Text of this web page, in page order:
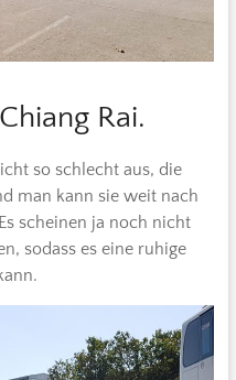
Rai.
so schlecht aus, die
man kann sie weit nach
scheinen ja noch nicht
sodass es eine ruhige